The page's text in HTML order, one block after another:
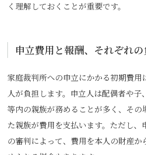
く理解しておくことが重要です。
申立費用と報酬、それぞれ
家庭裁判所への申立にかかる初期費用
人が負担します。申立人は配偶者や子
等内の親族が務めることが多く、その
た親族が費用を支払います。ただし、
の審判によって、費用を本人の財産か